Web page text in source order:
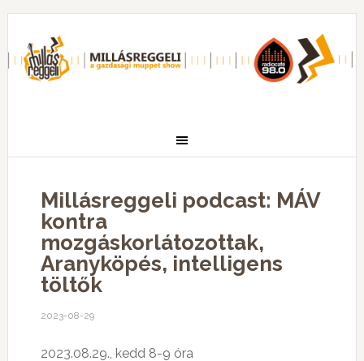
Millásreggeli podcast: MÁV
kontra
mozgáskorlátozottak,
Aranyköpés, intelligens
töltők
2023-08-29
2023.08.29., kedd 8-9 óra